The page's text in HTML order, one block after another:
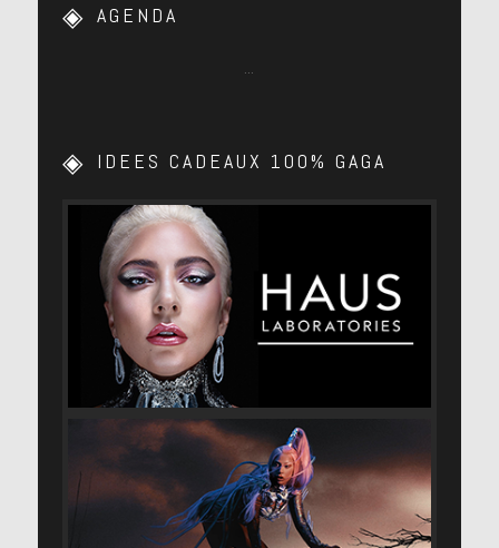
AGENDA
IDEES CADEAUX 100% GAGA